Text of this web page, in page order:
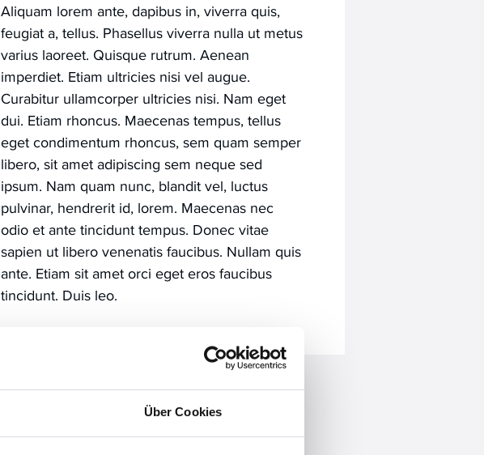
Über Cookies
Aliquam lorem ante, dapibus in, viverra quis,
feugiat a, tellus. Phasellus viverra nulla ut metus
varius laoreet. Quisque rutrum. Aenean
imperdiet. Etiam ultricies nisi vel augue.
Curabitur ullamcorper ultricies nisi. Nam eget
dui. Etiam rhoncus. Maecenas tempus, tellus
eget condimentum rhoncus, sem quam semper
libero, sit amet adipiscing sem neque sed
ipsum. Nam quam nunc, blandit vel, luctus
pulvinar, hendrerit id, lorem. Maecenas nec
odio et ante tincidunt tempus. Donec vitae
sapien ut libero venenatis faucibus. Nullam quis
ante. Etiam sit amet orci eget eros faucibus
tincidunt. Duis leo.